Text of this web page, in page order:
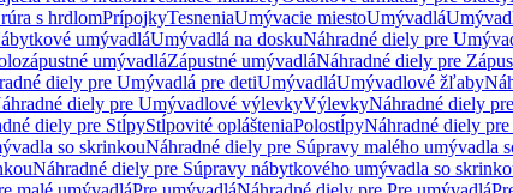
s hrdlomPrípojkyTesneniaUmývacie miestoUmývadlá
umývadláUmývadlá na doskuNáhradné diely pre
umývadláZápustné umývadláNáhradné diely pre
diely pre Umývadlá pre detiUmývadláUmývadlové žľaby
diely pre Umývadlové výlevkyVýlevkyNáhradné diely
diely pre StĺpyStĺpovité oplášteniaPolostĺpyNáhradné diely
so skrinkouNáhradné diely pre Súpravy malého umývadla
Náhradné diely pre Súpravy nábytkového umývadla so